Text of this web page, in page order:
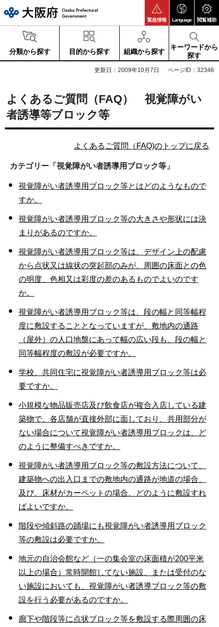
緊急情報 Language 閲覧補助
分類から探す 目的から探す 組織から探す
キーワードから
探す
更新日：2009年10月7日 ページID：32346
よくあるご質問（FAQ） 視覚障がい
者誘導等ブロック等
よくあるご質問（FAQ)のトップに戻る
カテゴリー 「視覚障がい者誘導用ブロック等」
視覚障がい者誘導用ブロック等とはどのようなもので
すか。
視覚障がい者誘導用ブロック等の大きさや形状には決
まりがあるのですか。
視覚障がい者誘導用ブロック等は、デザイン上の配慮
から点状又は線状の突起部のみが、周囲の床面との色
の明度、色相又は彩度の差のあるものでよいのです
か。
視覚障がい者誘導用ブロック等は、段の幅と同等幅程
度に敷設することとなっていますが、敷地内の通路
（屋外）の人口地盤にあって幅の広い段も、段の幅と
同等幅程度の敷設が必要ですか。
学校、共同住宅に視覚障がい者誘導用ブロック等は必
要ですか。
小規模な物品販売店及び飲食店が複合入店している建
築物で、各店舗が直接外部に面しており、共用部分が
ない場合について視覚障がい者誘導用ブロックは、ど
のように整備すべきですか。
視覚障がい者誘導用ブロック等の敷設方法について、
建築物への出入口までの敷地内の通路が地道の場合、
及び、床材がカーペットの場合、どのように敷設すれ
ばよいですか。
階段や傾斜路の踊場にも視覚障がい者誘導用ブロック
等の敷設は必要ですか。
地元の自治会館など（一の集会室の床面積が200平米
以上の場合）常時開館してない施設、または受付のな
い施設においても、視覚障がい者誘導ブロック等の敷
設を行う必要があるのですか。
廊下や階段等に点状ブロック等を敷設する際周囲の床